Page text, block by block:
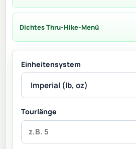
Dichtes Thru-Hike-Menü
Einheitensystem
Tourlänge